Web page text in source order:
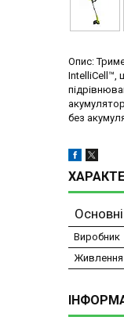
Опис:
IntelliCell™,
без
Основні
Виробник
Живлення